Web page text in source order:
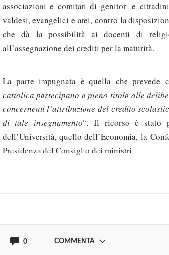
associazioni e comitati di genitori e
valdesi, evangelici e atei, contro la
che dà la possibilità ai docenti di
all’assegnazione dei crediti per la maturità.
La parte impugnata è quella che prevede
cattolica partecipano a pieno titolo alle
concernenti l’attribuzione del credito
di tale insegnamento“. Il ricorso è stato
dell’Università, quello dell’Economia, la
Presidenza del Consiglio dei ministri.
0 COMMENTA
gli utenti registrati possono